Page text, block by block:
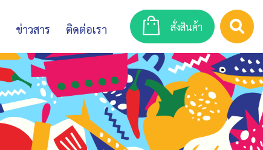
ข่าวสาร ติดต่อเรา สั่งสินค้า